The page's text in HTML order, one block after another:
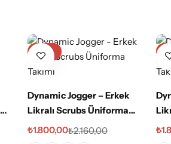
-17%
Dynamic Jogger – Erkek
Likralı Scrubs Üniforma
Takımı
₺2.160,00
₺1.800,00
-
₺